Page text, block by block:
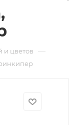
и цветов —